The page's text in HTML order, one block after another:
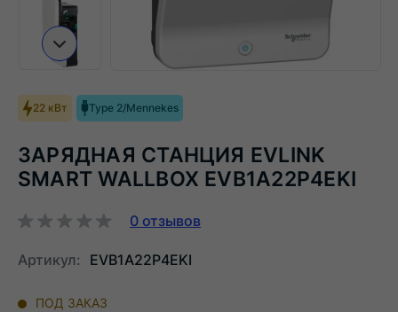
22 кВт Type 2/Mennekes
ЗАРЯДНАЯ СТАНЦИЯ EVLINK
SMART WALLBOX EVB1A22P4EKI
0 отзывов
Артикул: EVB1A22P4EKI
ПОД ЗАКАЗ
Следующий слайд